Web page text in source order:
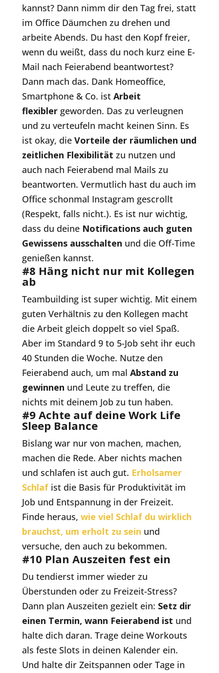
kannst? Dann nimm dir den Tag frei, statt
im Office Däumchen zu drehen und
arbeite Abends. Du hast den Kopf freier,
wenn du weißt, dass du noch kurz eine E-
Mail nach Feierabend beantwortest?
Dann mach das. Dank Homeoffice,
Smartphone & Co. istArbeit
flexibler geworden. Das zu verleugnen
und zu verteufeln macht keinen Sinn. Es
ist okay, die Vorteile der räumlichen und
zeitlichen Flexibilität zu nutzen und
auch nach Feierabend mal Mails zu
beantworten. Vermutlich hast du auch im
Office schonmal Instagram gescrollt
(Respekt, falls nicht.). Es ist nur wichtig,
dass du deine Notifications auch guten
Gewissens ausschalten und die Off-Time
genießen kannst.
#8 Häng nicht nur mit Kollegen
ab
Teambuilding ist super wichtig. Mit einem
guten Verhältnis zu den Kollegen macht
die Arbeit gleich doppelt so viel Spaß.
Aber im Standard 9 to 5-Job seht ihr euch
40 Stunden die Woche. Nutze den
Feierabend auch, um mal Abstand zu
gewinnen und Leute zu treffen, die
nichts mit deinem Job zu tun haben.
#9 Achte auf deine Work Life
Sleep Balance
Bislang war nur von machen, machen,
machen die Rede. Aber nichts machen
und schlafen ist auch gut. Erholsamer
Schlaf ist die Basis für Produktivität im
Job und Entspannung in der Freizeit.
Finde heraus, wie viel Schlaf du wirklich
brauchst, um erholt zu sein und
versuche, den auch zu bekommen.
#10 Plan Auszeiten fest ein
Du tendierst immer wieder zu
Überstunden oder zu Freizeit-Stress?
Dann plan Auszeiten gezielt ein: Setz dir
einen Termin, wann Feierabend ist und
halte dich daran. Trage deine Workouts
als feste Slots in deinen Kalender ein.
Und halte dir Zeitspannen oder Tage in